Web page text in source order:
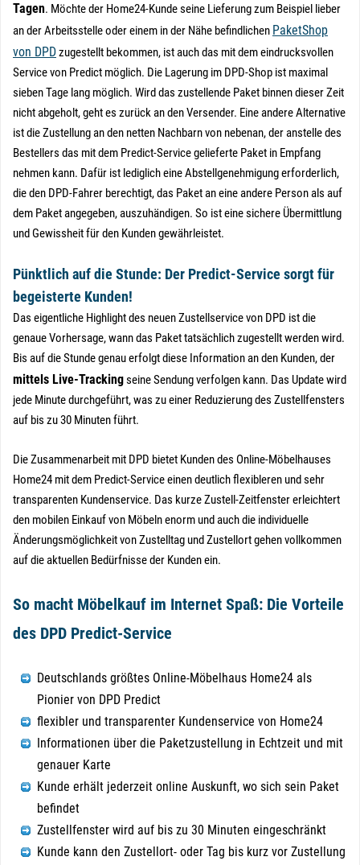
Tagen. Möchte der Home24-Kunde seine Lieferung zum Beispiel lieber
an der Arbeitsstelle oder einem in der Nähe befindlichen PaketShop
von DPDzugestellt bekommen, ist auch das mit dem eindrucksvollen
Service von Predict möglich. Die Lagerung im DPD-Shop ist maximal
sieben Tage lang möglich. Wird das zustellende Paket binnen dieser Zeit
nicht abgeholt, geht es zurück an den Versender. Eine andere Alternative
ist die Zustellung an den netten Nachbarn von nebenan, der anstelle des
Bestellers das mit dem Predict-Service gelieferte Paket in Empfang
nehmen kann. Dafür ist lediglich eine Abstellgenehmigung erforderlich,
die den DPD-Fahrer berechtigt, das Paket an eine andere Person als auf
dem Paket angegeben, auszuhändigen. So ist eine sichere Übermittlung
und Gewissheit für den Kunden gewährleistet.
Pünktlich auf die Stunde: Der Predict-Service sorgt für
begeisterte Kunden!
Das eigentliche Highlight des neuen Zustellservice von DPD ist die
genaue Vorhersage, wann das Paket tatsächlich zugestellt werden wird.
Bis auf die Stunde genau erfolgt diese Information an den Kunden, der
mittels Live-Trackingseine Sendung verfolgen kann. Das Update wird
jede Minute durchgeführt, was zu einer Reduzierung des Zustellfensters
auf bis zu 30 Minuten führt.
Die Zusammenarbeit mit DPD bietet Kunden des Online-Möbelhauses
Home24 mit dem Predict-Service einen deutlich flexibleren und sehr
transparenten Kundenservice. Das kurze Zustell-Zeitfenster erleichtert
den mobilen Einkauf von Möbeln enorm und auch die individuelle
Änderungsmöglichkeit von Zustelltag und Zustellort gehen vollkommen
auf die aktuellen Bedürfnisse der Kunden ein.
So macht Möbelkauf im Internet Spaß: Die Vorteile
des DPD Predict-Service
Deutschlands größtes Online-Möbelhaus Home24 als
Pionier von DPD Predict
flexibler und transparenter Kundenservice von Home24
Informationen über die Paketzustellung in Echtzeit und mit
genauer Karte
Kunde erhält jederzeit online Auskunft, wo sich sein Paket
befindet
Zustellfenster wird auf bis zu 30 Minuten eingeschränkt
Kunde kann den Zustellort- oder Tag bis kurz vor Zustellung